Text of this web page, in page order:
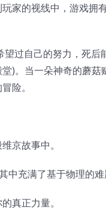
家的视线中，游戏拥
过自己的努力，死
)。当一朵神奇的蘑
险。
京故事中。
中充满了基于物理的难
真正力量。